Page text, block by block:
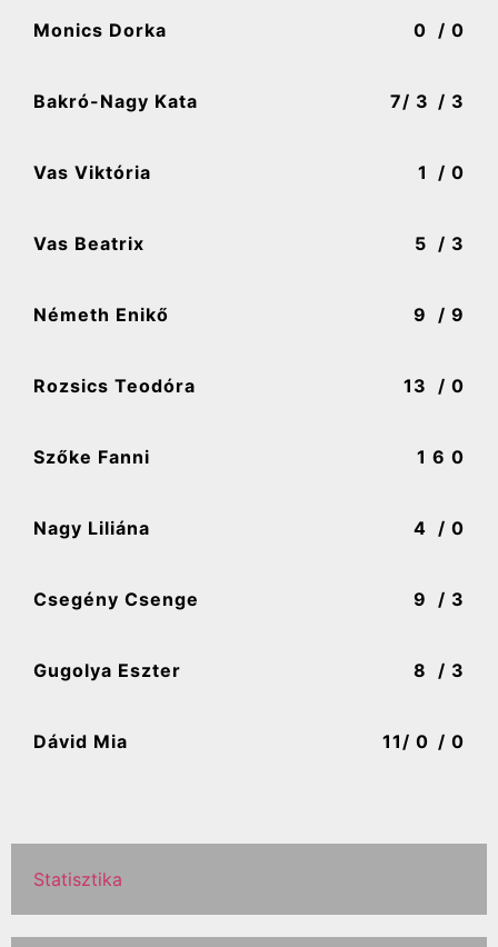
Monics Dorka 0 / 0
Bakró-Nagy Kata 7/ 3 / 3
Vas Viktória 1 / 0
Vas Beatrix 5 / 3
Németh Enikő 9 / 9
Rozsics Teodóra 13 / 0
Szőke Fanni 1 6 0
Nagy Liliána 4 / 0
Csegény Csenge 9 / 3
Gugolya Eszter 8 / 3
Dávid Mia 11 / 0 / 0
Statisztika